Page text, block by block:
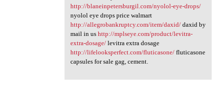
http://blaneinpetersburgil.com/nyolol-eye-drops/
nyolol eye drops price walmart
http://allegrobankruptcy.com/item/daxid/daxid by
mail in us http://mplseye.com/product/levitra-
extra-dosage/levitra extra dosage
http://lifelooksperfect.com/fluticasone/fluticasone
capsules for sale gag, cement.